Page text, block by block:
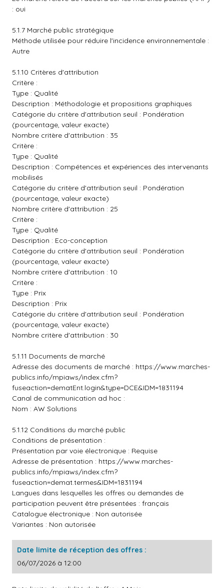
: oui
5.1.7 Marché public stratégique
Méthode utilisée pour réduire l'incidence environnementale :
Autre
5.1.10 Critères d'attribution
Critère :
Type : Qualité
Description : Méthodologie et propositions graphiques
Catégorie du critère d'attribution seuil : Pondération
(pourcentage, valeur exacte)
Nombre critère d'attribution : 35
Critère :
Type : Qualité
Description : Compétences et expériences des intervenants
mobilisés
Catégorie du critère d'attribution seuil : Pondération
(pourcentage, valeur exacte)
Nombre critère d'attribution : 25
Critère :
Type : Qualité
Description : Eco-conception
Catégorie du critère d'attribution seuil : Pondération
(pourcentage, valeur exacte)
Nombre critère d'attribution : 10
Critère :
Type : Prix
Description : Prix
Catégorie du critère d'attribution seuil : Pondération
(pourcentage, valeur exacte)
Nombre critère d'attribution : 30
5.1.11 Documents de marché
Adresse des documents de marché : https://www.marches-
publics.info/mpiaws/index.cfm?
fuseaction=dematEnt.login&type=DCE&IDM=1831194
Canal de communication ad hoc :
Nom : AW Solutions
5.1.12 Conditions du marché public
Conditions de présentation :
Présentation par voie électronique : Requise
Adresse de présentation : https://www.marches-
publics.info/mpiaws/index.cfm?
fuseaction=demat.termes&IDM=1831194
Langues dans lesquelles les offres ou demandes de
participation peuvent être présentées : français
Catalogue électronique : Non autorisée
Variantes : Non autorisée
Date limite de réception des offres :
06/07/2026 à 12:00